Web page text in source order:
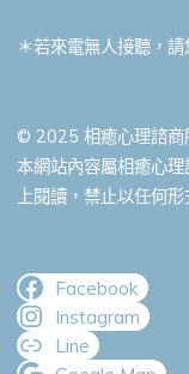
＊若來電無人接聽，
© 2025 相癒心理諮商
本網站內容屬相癒心
上閱讀，禁止以任何
Facebook
Instagram
Line